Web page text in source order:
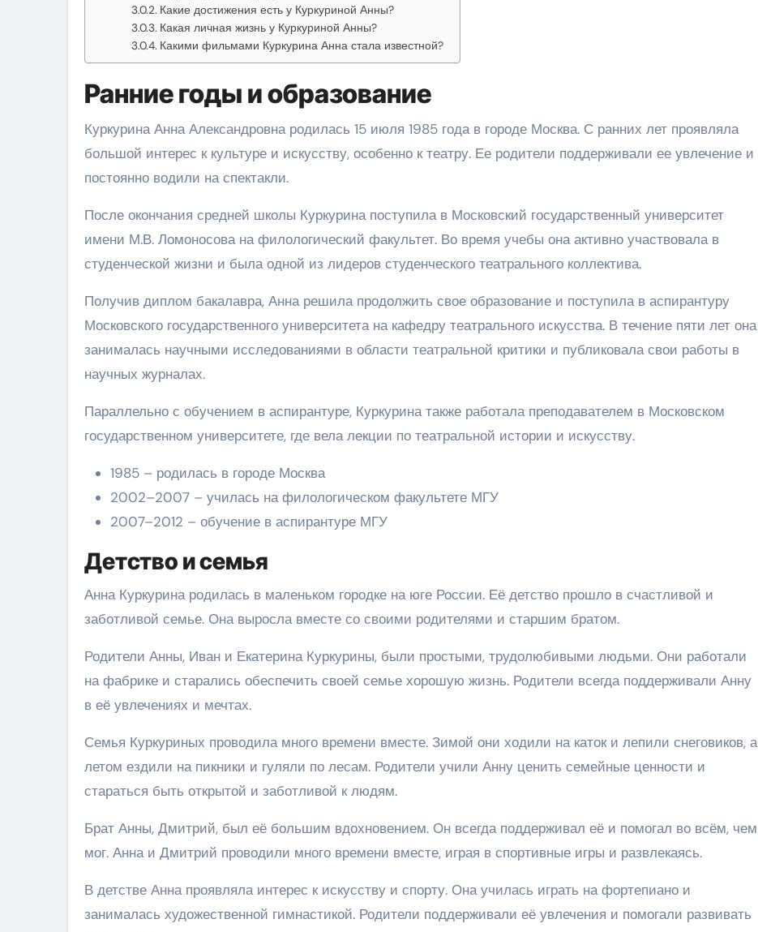
Какие достижения есть у Куркуриной Анны?
Какая личная жизнь у Куркуриной Анны?
Какими фильмами Куркурина Анна стала известной?
Ранние годы и образование
Куркурина Анна Александровна родилась 15 июля 1985 года в городе Москва. С ранних лет проявляла
большой интерес к культуре и искусству, особенно к театру. Ее родители поддерживали ее увлечение и
постоянно водили на спектакли.
После окончания средней школы Куркурина поступила в Московский государственный университет
имени М.В. Ломоносова на филологический факультет. Во время учебы она активно участвовала в
студенческой жизни и была одной из лидеров студенческого театрального коллектива.
Получив диплом бакалавра, Анна решила продолжить свое образование и поступила в аспирантуру
Московского государственного университета на кафедру театрального искусства. В течение пяти лет она
занималась научными исследованиями в области театральной критики и публиковала свои работы в
научных журналах.
Параллельно с обучением в аспирантуре, Куркурина также работала преподавателем в Московском
государственном университете, где вела лекции по театральной истории и искусству.
1985 – родилась в городе Москва
2002–2007 – училась на филологическом факультете МГУ
2007–2012 – обучение в аспирантуре МГУ
Детство и семья
Анна Куркурина родилась в маленьком городке на юге России. Её детство прошло в счастливой и
заботливой семье. Она выросла вместе со своими родителями и старшим братом.
Родители Анны, Иван и Екатерина Куркурины, были простыми, трудолюбивыми людьми. Они работали
на фабрике и старались обеспечить своей семье хорошую жизнь. Родители всегда поддерживали Анну
в её увлечениях и мечтах.
Семья Куркуриных проводила много времени вместе. Зимой они ходили на каток и лепили снеговиков, а
летом ездили на пикники и гуляли по лесам. Родители учили Анну ценить семейные ценности и
стараться быть открытой и заботливой к людям.
Брат Анны, Дмитрий, был её большим вдохновением. Он всегда поддерживал её и помогал во всём, чем
мог. Анна и Дмитрий проводили много времени вместе, играя в спортивные игры и развлекаясь.
В детстве Анна проявляла интерес к искусству и спорту. Она училась играть на фортепиано и
занималась художественной гимнастикой. Родители поддерживали её увлечения и помогали развивать